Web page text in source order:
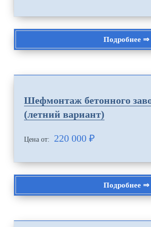
Подробнее ⇒
Шефмонтаж бетонного
(летний вариант)
Цена от: 220 000 ₽
Подробнее ⇒